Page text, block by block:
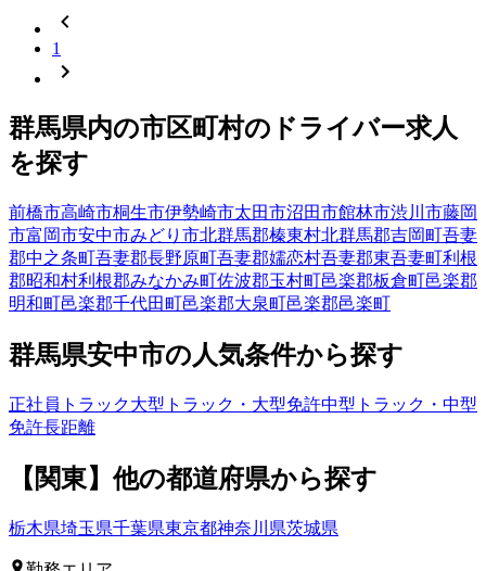
1
群馬県内の市区町村の ドライバー求人
を探す
前橋市高崎市桐生市伊勢崎市太田市沼田市館林市渋川市藤岡
市富岡市安中市みどり市北群馬郡榛東村北群馬郡吉岡町吾妻
郡中之条町吾妻郡長野原町吾妻郡嬬恋村吾妻郡東吾妻町利根
郡昭和村利根郡みなかみ町佐波郡玉村町邑楽郡板倉町邑楽郡
明和町邑楽郡千代田町邑楽郡大泉町邑楽郡邑楽町
群馬県安中市の人気条件から探す
正社員 トラック大型トラック・大型免許中型トラック・中型
免許長距離
【 関東】他の都道府県から探す
栃木県埼玉県千葉県東京都神奈川県茨城県